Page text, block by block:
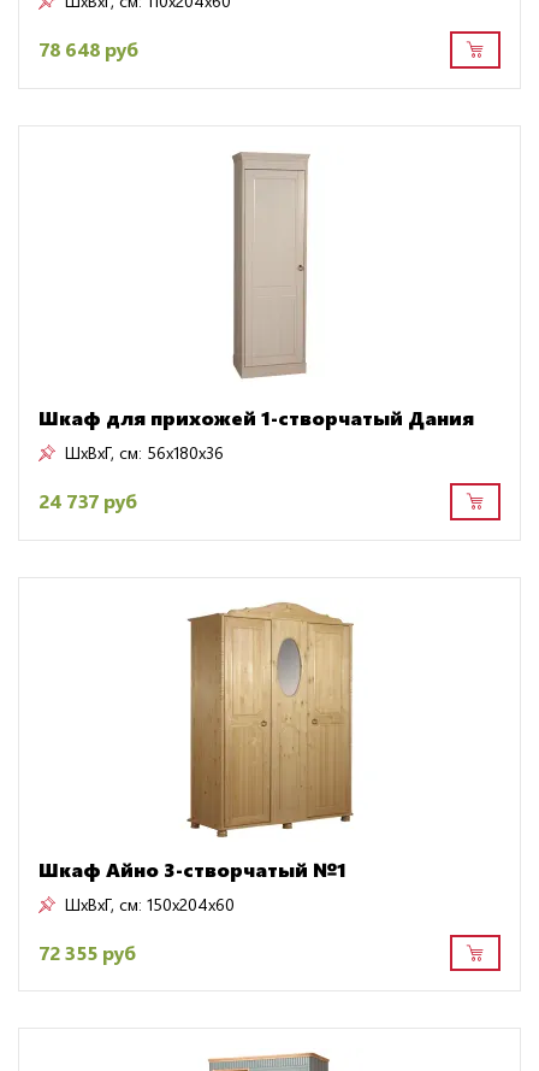
78 648 руб
Шкаф для прихожей 1-створчатый Дания
ШxВxГ, см: 56x180x36
24 737 руб
Шкаф Айно 3-створчатый №1
ШxВxГ, см: 150x204x60
72 355 руб